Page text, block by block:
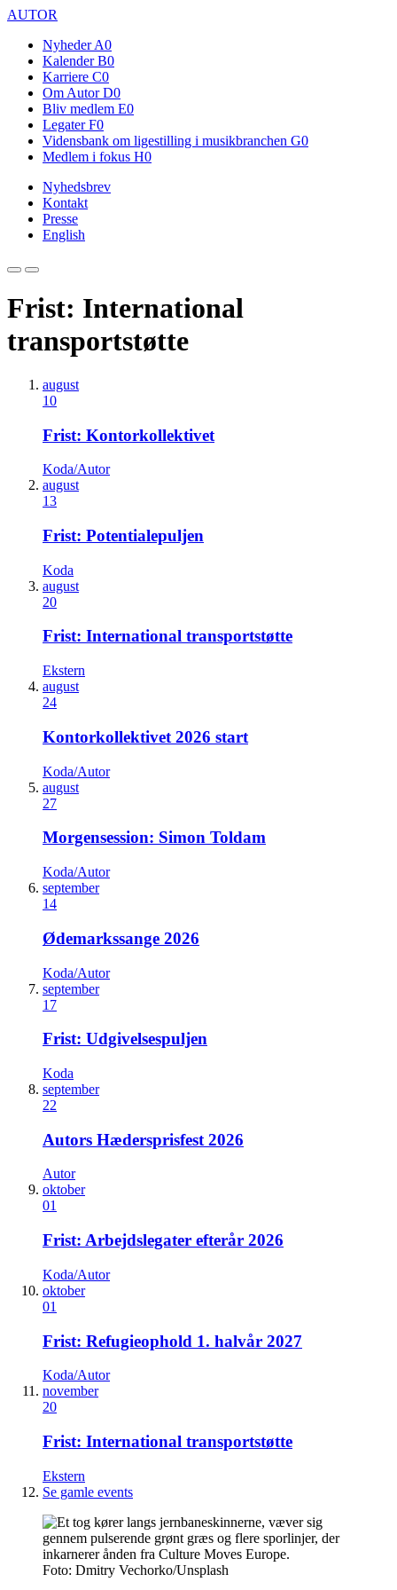
AUTOR
Nyheder A0
Kalender B0
Karriere C0
Om Autor D0
Bliv medlem E0
Legater F0
Vidensbank om ligestilling i musikbranchen G0
Medlem i fokus H0
Nyhedsbrev
Kontakt
Presse
English
Frist: International
transportstøtte
august
10
Frist: Kontorkollektivet
Koda/Autor
august
13
Frist: Potentialepuljen
Koda
august
20
Frist: International transportstøtte
Ekstern
august
24
Kontorkollektivet 2026 start
Koda/Autor
august
27
Morgensession: Simon Toldam
Koda/Autor
september
14
Ødemarkssange 2026
Koda/Autor
september
17
Frist: Udgivelsespuljen
Koda
september
22
Autors Hædersprisfest 2026
Autor
oktober
01
Frist: Arbejdslegater efterår 2026
Koda/Autor
oktober
01
Frist: Refugieophold 1. halvår 2027
Koda/Autor
november
20
Frist: International transportstøtte
Ekstern
Se gamle events
Foto: Dmitry Vechorko/Unsplash